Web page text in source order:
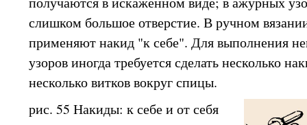
слишком большое отверстие. В ручном
применяют накид "к себе". Для выполнения
узоров иногда требуется сделать несколько
несколько витков вокруг спицы.
рис. 55 Накиды: к себе и от себя